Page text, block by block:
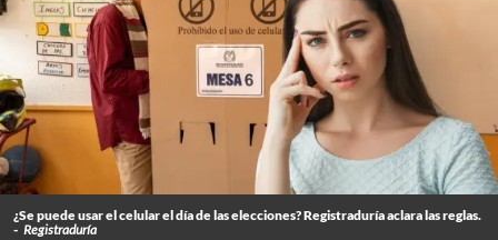
¿Se puede usar el celular el día de las elecciones? Registraduría aclara las reglas.
- Registraduría